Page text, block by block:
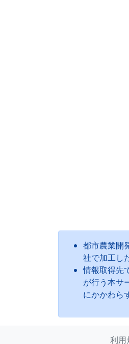
都市農業開
社で加工し
情報取得先
が行う本サ
にかかわら
利用